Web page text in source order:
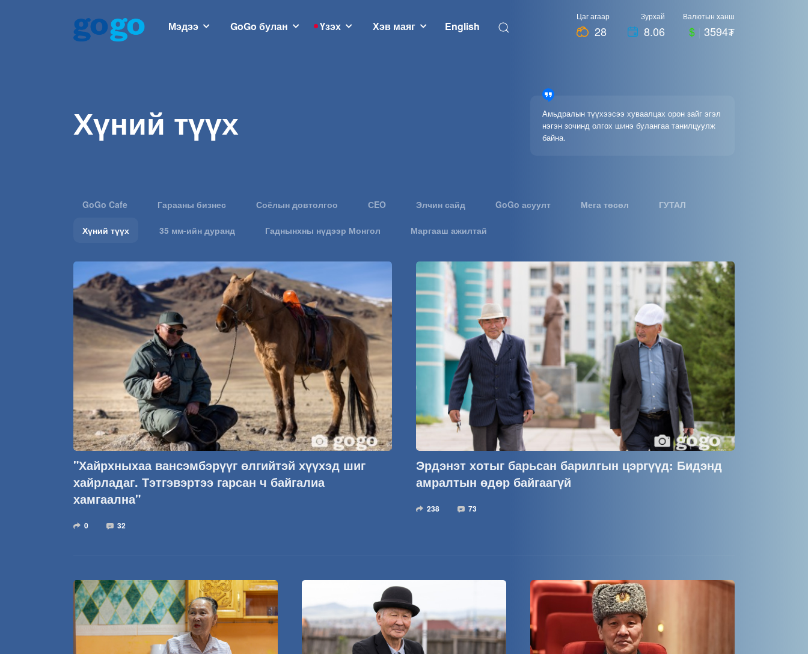
Мэдээ GoGo булан Үзэх Хэв маяг English
Цаг агаар
28
Зурхай
8.06
Валютын ханш
$ 3594₮
Хүний түүх
Амьдралын түүхээсээ хуваалцах орон зайг эгэл
нэгэн зочинд олгох шинэ булангаа танилцуулж
байна.
GoGo Cafe Гарааны бизнес Соёлын довтолгоо СEO Элчин сайд GoGo асуулт Мега төсөл ГУТАЛ
Хүний түүх 35 мм-ийн дуранд Гаднынхны нүдээр Монгол Маргааш ажилтай
"Хайрхныхаа вансэмбэрүүг өлгийтэй хүүхэд шиг
хайрладаг. Тэтгэвэртээ гарсан ч байгалиа
хамгаална"
0 32
Эрдэнэт хотыг барьсан барилгын цэргүүд: Бидэнд
амралтын өдөр байгаагүй
238 73